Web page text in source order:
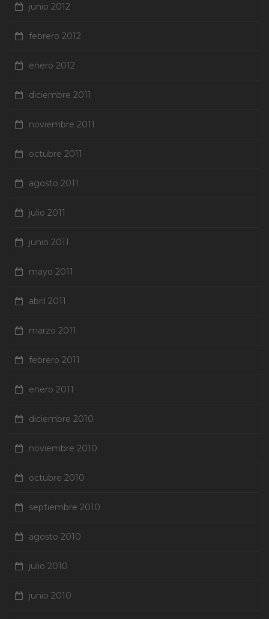
junio 2012
febrero 2012
enero 2012
diciembre 2011
noviembre 2011
octubre 2011
agosto 2011
julio 2011
junio 2011
mayo 2011
abril 2011
marzo 2011
febrero 2011
enero 2011
diciembre 2010
noviembre 2010
octubre 2010
septiembre 2010
agosto 2010
julio 2010
junio 2010